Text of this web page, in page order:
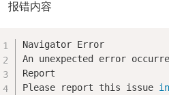
报错内容
Navigator Error
An unexpected error
Report
Please report this issue in